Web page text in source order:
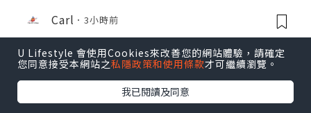
Carl 3小時前
U Lifestyle 會使用Cookies來改善您的網站體驗，請確定
您同意接受本網站之私隱政策和使用條款才可繼續瀏覽。
我已閱讀及同意